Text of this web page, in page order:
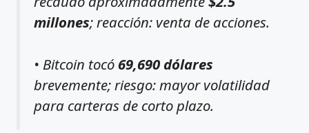
millones; reacción: venta de acciones.
• Bitcoin tocó69,690 dólares
brevemente; riesgo: mayor volatilidad
para carteras de corto plazo.